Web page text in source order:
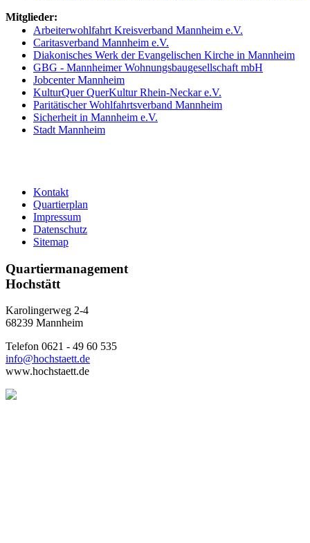
Mitglieder:
Arbeiterwohlfahrt Kreisverband Mannheim e.V.
Caritasverband Mannheim e.V.
Diakonisches Werk der Evangelischen Kirche in Mannheim
GBG - Mannheimer Wohnungsbaugesellschaft mbH
Jobcenter Mannheim
KulturQuer QuerKultur Rhein-Neckar e.V.
Paritätischer Wohlfahrtsverband Mannheim
Sicherheit in Mannheim e.V.
Stadt Mannheim
Kontakt
Quartierplan
Impressum
Datenschutz
Sitemap
Quartiermanagement
Hochstätt
Karolingerweg 2-4
68239 Mannheim
Telefon 0621 - 49 60 535
info@hochstaett.de
www.hochstaett.de